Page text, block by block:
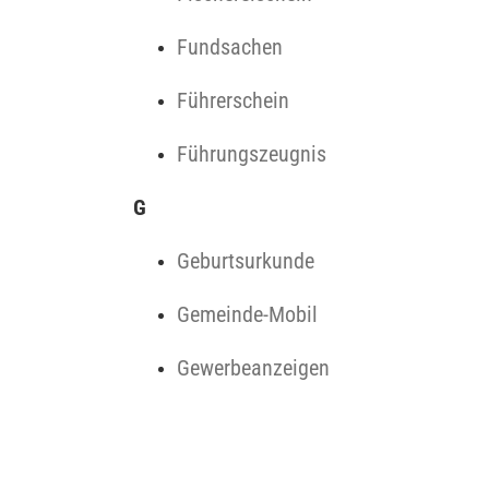
Fundsachen
Führerschein
Führungszeugnis
G
Geburtsurkunde
Gemeinde-Mobil
Gewerbeanzeigen